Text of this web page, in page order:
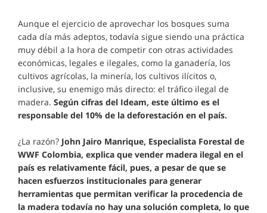
Aunque el ejercicio de aprovechar los bosques suma
cada día más adeptos, todavía sigue siendo una práctica
muy débil a la hora de competir con otras actividades
económicas, legales e ilegales, como la ganadería, los
cultivos agrícolas, la minería, los cultivos ilícitos o,
inclusive, su enemigo más directo: el tráfico ilegal de
madera. Según cifras del Ideam, este último es el
responsable del 10% de la deforestación en el país.
¿La razón? John Jairo Manrique, Especialista Forestal de
WWF Colombia, explica que vender madera ilegal en el
país es relativamente fácil, pues, a pesar de que se
hacen esfuerzos institucionales para generar
herramientas que permitan verificar la procedencia de
la madera todavía no hay una solución completa, lo que